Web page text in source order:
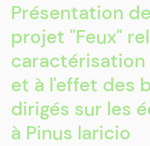
Présentation
projet "Feux"
caractérisation
et à l'effet des
dirigés sur les
à Pinus laricio